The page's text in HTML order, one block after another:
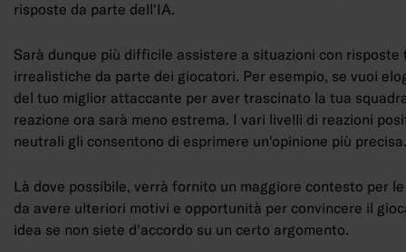
risposte da parte dell'IA.
Sarà dunque più difficile assistere a situazioni con
irrealistiche da parte dei giocatori. Per esempio, se vuoi
del tuo miglior attaccante per aver trascinato la tua
reazione ora sarà meno estrema. I vari livelli di reazioni
neutrali gli consentono di esprimere un'opinione più precisa.
Là dove possibile, verrà fornito un maggiore contesto per
da avere ulteriori motivi e opportunità per convincere il
idea se non siete d'accordo su un certo argomento.